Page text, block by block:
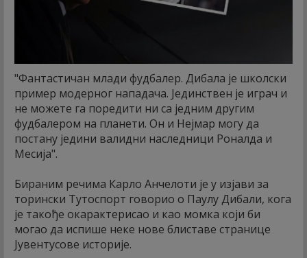
"Фантастичан млади фудбалер. Дибала је школски
пример модерног нападача. Јединствен је играч и
не можете га поредити ни са једним другим
фудбалером на планети. Он и Нејмар могу да
постану једини валидни наследници Роналда и
Месија".
Бираним речима Карло Анчелоти је у изјави за
торински Тутоспорт говорио о Паулу Дибали, кога
је такође окарактерисао и као момка који би
могао да испише неке нове блиставе странице
Јувентусове историје.